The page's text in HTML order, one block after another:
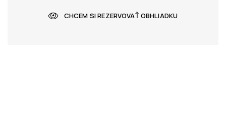
CHCEM SI REZERVOVAŤ OBHLIADKU